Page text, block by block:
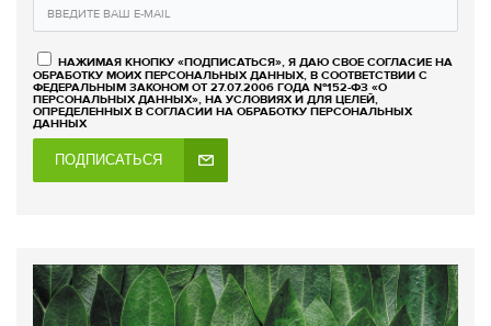
НАЖИМАЯ КНОПКУ «ПОДПИСАТЬСЯ», Я ДАЮ СВОЕ СОГЛАСИЕ НА
ОБРАБОТКУ МОИХ ПЕРСОНАЛЬНЫХ ДАННЫХ, В СООТВЕТСТВИИ С
ФЕДЕРАЛЬНЫМ ЗАКОНОМ ОТ 27.07.2006 ГОДА №152-ФЗ «О
ПЕРСОНАЛЬНЫХ ДАННЫХ», НА УСЛОВИЯХ И ДЛЯ ЦЕЛЕЙ,
ОПРЕДЕЛЕННЫХ В СОГЛАСИИ НА ОБРАБОТКУ ПЕРСОНАЛЬНЫХ
ДАННЫХ
ПОДПИСАТЬСЯ